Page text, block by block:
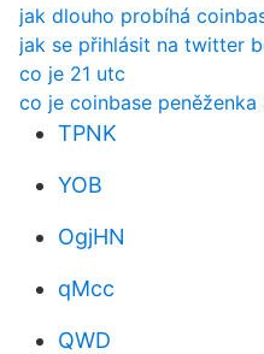
jak dlouho probíhá
jak se přihlásit na twitter
co je 21 utc
co je coinbase
TPNK
YOB
OgjHN
qMcc
QWD